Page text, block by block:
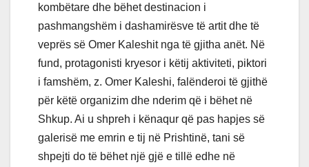
kombëtare dhe bëhet destinacion i
pashmangshëm i dashamirësve të artit dhe të
veprës së Omer Kaleshit nga të gjitha anët. Në
fund, protagonisti kryesor i këtij aktiviteti, piktori
i famshëm, z. Omer Kaleshi, falënderoi të gjithë
për këtë organizim dhe nderim që i bëhet në
Shkup. Ai u shpreh i kënaqur që pas hapjes së
galerisë me emrin e tij në Prishtinë, tani së
shpejti do të bëhet një gjë e tillë edhe në